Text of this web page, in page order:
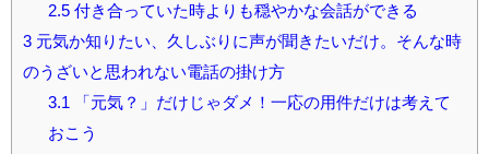
2.5付き合っていた時よりも穏やかな会話ができる
3 元気か知りたい、久しぶりに声が聞きたいだけ。そんな時
のうざいと思われない電話の掛け方
3.1
「元気？」だけじゃダメ！一応の用件だけは考えて
おこう